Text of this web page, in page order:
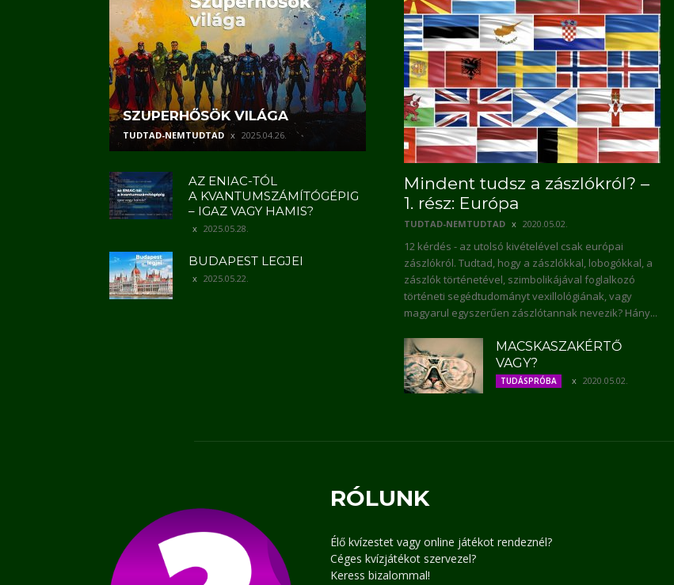
SZUPERHŐSÖK VILÁGA
TUDTAD-NEMTUDTAD 2025.04.26.
AZ ENIAC-TÓL
A KVANTUMSZÁMÍTÓGÉPIG
– IGAZ VAGY HAMIS?
2025.05.28.
BUDAPEST LEGJEI
2025.05.22.
Mindent tudsz a zászlókról? –
1. rész: Európa
TUDTAD-NEMTUDTAD 2020.05.02.
12 kérdés - az utolsó kivételével csak európai
zászlókról. Tudtad, hogy a zászlókkal, lobogókkal, a
zászlók történetével, szimbolikájával foglalkozó
történeti segédtudományt vexillológiának, vagy
magyarul egyszerűen zászlótannak nevezik? Hány...
MACSKASZAKÉRTŐ
VAGY?
TUDÁSPRÓBA 2020.05.02.
RÓLUNK
Élő kvízestet vagy online játékot rendeznél?
Céges kvízjátékot szervezel?
Keress bizalommal!